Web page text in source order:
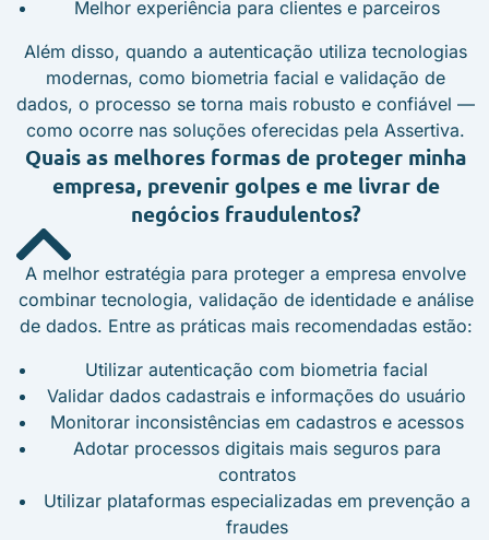
Melhor experiência para clientes e parceiros
Além disso, quando a autenticação utiliza tecnologias
modernas, como biometria facial e validação de
dados, o processo se torna mais robusto e confiável —
como ocorre nas soluções oferecidas pela Assertiva.
Quais as melhores formas de proteger minha
empresa, prevenir golpes e me livrar de
negócios fraudulentos?
A melhor estratégia para proteger a empresa envolve
combinar tecnologia, validação de identidade e análise
de dados. Entre as práticas mais recomendadas estão:
Utilizar autenticação com biometria facial
Validar dados cadastrais e informações do usuário
Monitorar inconsistências em cadastros e acessos
Adotar processos digitais mais seguros para
contratos
Utilizar plataformas especializadas em prevenção a
fraudes